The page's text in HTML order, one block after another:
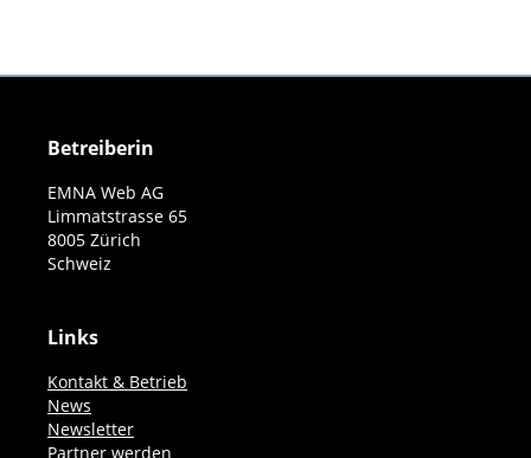
Betreiberin
EMNA Web AG
Limmatstrasse 65
8005 Zürich
Schweiz
Links
Kontakt & Betrieb
News
Newsletter
Partner werden